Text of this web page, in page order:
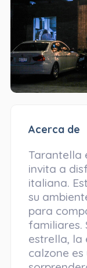
Acerca de
Tarantella
invita a
italiana.
su
para
familiares.
estrella, la
calzone